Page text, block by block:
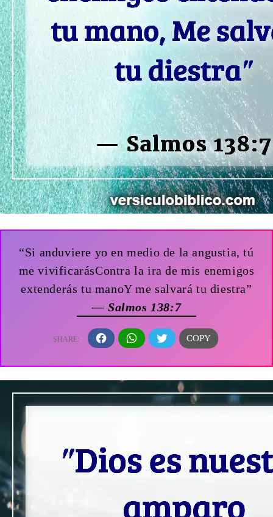
“Si anduviere yo en medio de la angustia, tú
me vivificarásContra la ira de mis enemigos
extenderás tu manoY me salvará tu diestra”
— Salmos 138:7